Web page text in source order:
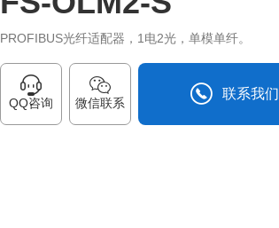
PROFIBUS光纤适配器，1电2光，单模单纤。
QQ咨询 微信联系
联系我们